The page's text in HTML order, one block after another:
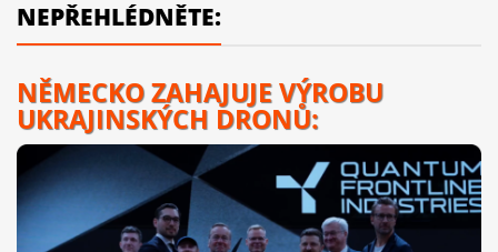
NEPŘEHLÉDNĚTE:
NĚMECKO ZAHAJUJE VÝROBU
UKRAJINSKÝCH DRONŮ: